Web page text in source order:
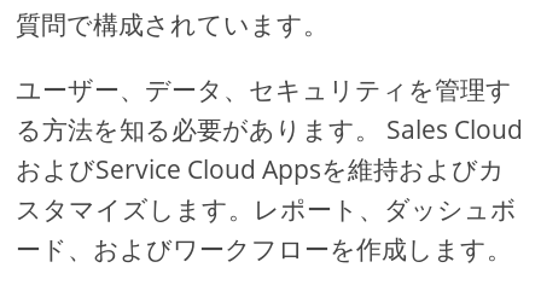
質問で構成されています。
ユーザー、データ、セキュリティを管理す
る方法を知る必要があります。 Sales Cloud
およびService Cloud Appsを維持およびカ
スタマイズします。レポート、ダッシュボ
ード、およびワークフローを作成します。